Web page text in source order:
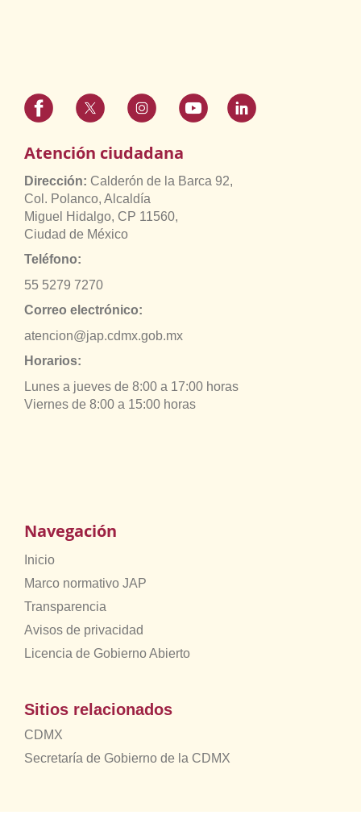
Atención ciudadana
Dirección: Calderón de la Barca 92,
Col. Polanco, Alcaldía
Miguel Hidalgo, CP 11560,
Ciudad de México
Teléfono:
55 5279 7270
Correo electrónico:
atencion@jap.cdmx.gob.mx
Horarios:
Lunes a jueves de 8:00 a 17:00 horas
Viernes de 8:00 a 15:00 horas
Navegación
Inicio
Marco normativo JAP
Transparencia
Avisos de privacidad
Licencia de Gobierno Abierto
Sitios relacionados
CDMX
Secretaría de Gobierno de la CDMX